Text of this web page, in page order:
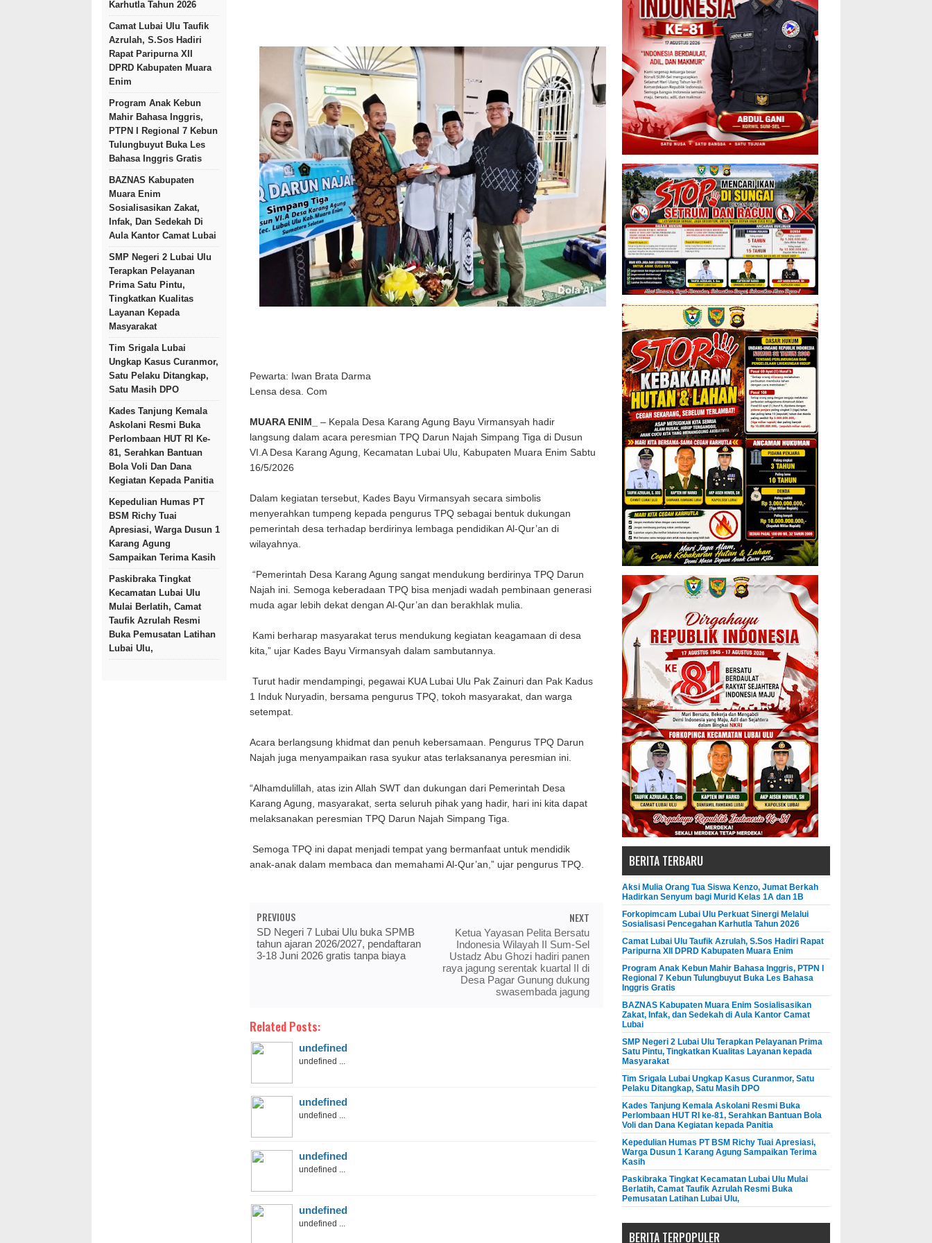
Karhutla Tahun 2026
Camat Lubai Ulu Taufik
Azrulah, S.Sos Hadiri
Rapat Paripurna XII
DPRD Kabupaten Muara
Enim
Program Anak Kebun
Mahir Bahasa Inggris,
PTPN I Regional 7 Kebun
Tulungbuyut Buka Les
Bahasa Inggris Gratis
BAZNAS Kabupaten
Muara Enim
Sosialisasikan Zakat,
Infak, Dan Sedekah Di
Aula Kantor Camat Lubai
SMP Negeri 2 Lubai Ulu
Terapkan Pelayanan
Prima Satu Pintu,
Tingkatkan Kualitas
Layanan Kepada
Masyarakat
Tim Srigala Lubai
Ungkap Kasus Curanmor,
Satu Pelaku Ditangkap,
Satu Masih DPO
Kades Tanjung Kemala
Askolani Resmi Buka
Perlombaan HUT RI Ke-
81, Serahkan Bantuan
Bola Voli Dan Dana
Kegiatan Kepada Panitia
Kepedulian Humas PT
BSM Richy Tuai
Apresiasi, Warga Dusun 1
Karang Agung
Sampaikan Terima Kasih
Paskibraka Tingkat
Kecamatan Lubai Ulu
Mulai Berlatih, Camat
Taufik Azrulah Resmi
Buka Pemusatan Latihan
Lubai Ulu,
Pewarta: Iwan Brata Darma
Lensa desa. Com
MUARA ENIM_
– Kepala Desa Karang Agung Bayu Virmansyah hadir
langsung dalam acara peresmian TPQ Darun Najah Simpang Tiga di Dusun
VI.A Desa Karang Agung, Kecamatan Lubai Ulu, Kabupaten Muara Enim Sabtu
16/5/2026
Dalam kegiatan tersebut, Kades Bayu Virmansyah secara simbolis
menyerahkan tumpeng kepada pengurus TPQ sebagai bentuk dukungan
pemerintah desa terhadap berdirinya lembaga pendidikan Al-Qur’an di
wilayahnya.
“Pemerintah Desa Karang Agung sangat mendukung berdirinya TPQ Darun
Najah ini. Semoga keberadaan TPQ bisa menjadi wadah pembinaan generasi
muda agar lebih dekat dengan Al-Qur’an dan berakhlak mulia.
Kami berharap masyarakat terus mendukung kegiatan keagamaan di desa
kita,” ujar Kades Bayu Virmansyah dalam sambutannya.
Turut hadir mendampingi, pegawai KUA Lubai Ulu Pak Zainuri dan Pak Kadus
1 Induk Nuryadin, bersama pengurus TPQ, tokoh masyarakat, dan warga
setempat.
Acara berlangsung khidmat dan penuh kebersamaan. Pengurus TPQ Darun
Najah juga menyampaikan rasa syukur atas terlaksananya peresmian ini.
“Alhamdulillah, atas izin Allah SWT dan dukungan dari Pemerintah Desa
Karang Agung, masyarakat, serta seluruh pihak yang hadir, hari ini kita dapat
melaksanakan peresmian TPQ Darun Najah Simpang Tiga.
Semoga TPQ ini dapat menjadi tempat yang bermanfaat untuk mendidik
anak-anak dalam membaca dan memahami Al-Qur’an,” ujar pengurus TPQ.
PREVIOUS
SD Negeri 7 Lubai Ulu buka SPMB
tahun ajaran 2026/2027, pendaftaran
3-18 Juni 2026 gratis tanpa biaya
NEXT
Ketua Yayasan Pelita Bersatu
Indonesia Wilayah II Sum-Sel
Ustadz Abu Ghozi hadiri panen
raya jagung serentak kuartal II di
Desa Pagar Gunung dukung
swasembada jagung
Related Posts:
undefined
undefined ...
undefined
undefined ...
undefined
undefined ...
undefined
undefined ...
BERITA TERBARU
Aksi Mulia Orang Tua Siswa Kenzo, Jumat Berkah
Hadirkan Senyum bagi Murid Kelas 1A dan 1B
Forkopimcam Lubai Ulu Perkuat Sinergi Melalui
Sosialisasi Pencegahan Karhutla Tahun 2026
Camat Lubai Ulu Taufik Azrulah, S.Sos Hadiri Rapat
Paripurna XII DPRD Kabupaten Muara Enim
Program Anak Kebun Mahir Bahasa Inggris, PTPN I
Regional 7 Kebun Tulungbuyut Buka Les Bahasa
Inggris Gratis
BAZNAS Kabupaten Muara Enim Sosialisasikan
Zakat, Infak, dan Sedekah di Aula Kantor Camat
Lubai
SMP Negeri 2 Lubai Ulu Terapkan Pelayanan Prima
Satu Pintu, Tingkatkan Kualitas Layanan kepada
Masyarakat
Tim Srigala Lubai Ungkap Kasus Curanmor, Satu
Pelaku Ditangkap, Satu Masih DPO
Kades Tanjung Kemala Askolani Resmi Buka
Perlombaan HUT RI ke-81, Serahkan Bantuan Bola
Voli dan Dana Kegiatan kepada Panitia
Kepedulian Humas PT BSM Richy Tuai Apresiasi,
Warga Dusun 1 Karang Agung Sampaikan Terima
Kasih
Paskibraka Tingkat Kecamatan Lubai Ulu Mulai
Berlatih, Camat Taufik Azrulah Resmi Buka
Pemusatan Latihan Lubai Ulu,
BERITA TERPOPULER